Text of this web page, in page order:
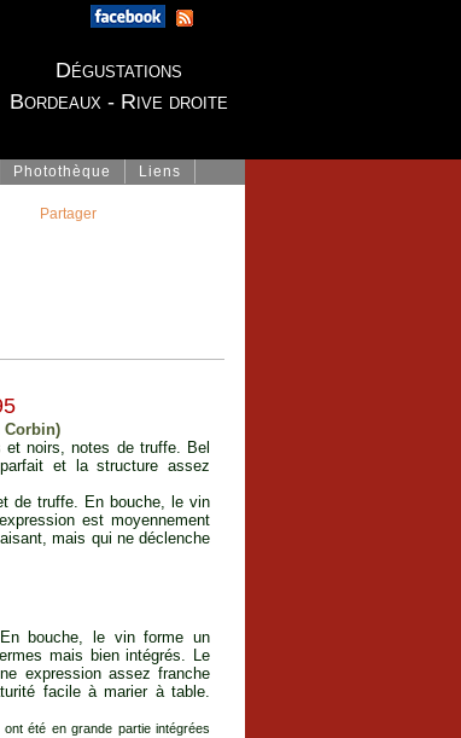
Dégustations
Bordeaux - Rive droite
Photothèque Liens
Corbin)
et noirs, notes de truffe. Bel
et la structure assez
de truffe. En bouche, le vin
est moyennement
mais qui ne déclenche
bouche, le vin forme un
mais bien intégrés. Le
expression assez franche
facile à marier à table.
été en grande partie intégrées
Partager